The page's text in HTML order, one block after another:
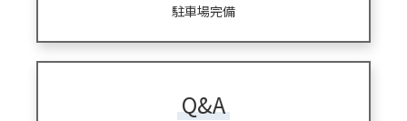
駐車場完備
Q&A